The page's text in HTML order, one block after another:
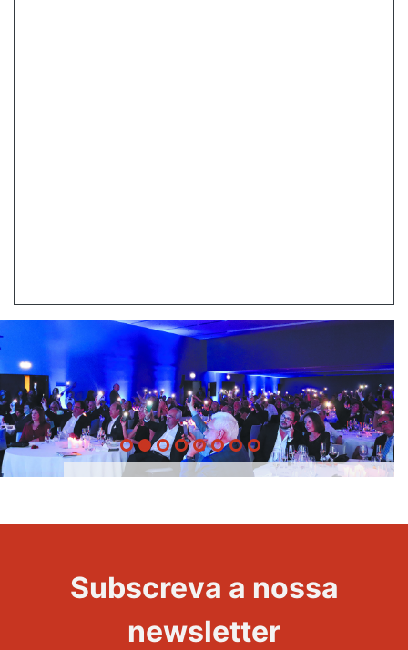
Evento
Maravilhas
Subscreva a nossa
newsletter